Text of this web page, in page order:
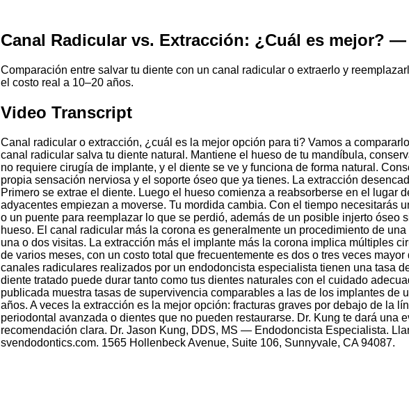
Canal Radicular vs. Extracción: ¿Cuál es mejor?
Comparación entre salvar tu diente con un canal radicular o extraerlo y
el costo real a 10–20 años.
Video Transcript
Canal radicular o extracción, ¿cuál es la mejor opción para ti? Vamos a
canal radicular salva tu diente natural. Mantiene el hueso de tu mandíbula,
no requiere cirugía de implante, y el diente se ve y funciona de forma natural.
propia sensación nerviosa y el soporte óseo que ya tienes. La extracción
Primero se extrae el diente. Luego el hueso comienza a reabsorberse en el lugar
adyacentes empiezan a moverse. Tu mordida cambia. Con el tiempo necesitarás
o un puente para reemplazar lo que se perdió, además de un posible injerto óseo
hueso. El canal radicular más la corona es generalmente un procedimiento de
una o dos visitas. La extracción más el implante más la corona implica múltiples
de varios meses, con un costo total que frecuentemente es dos o tres veces
canales radiculares realizados por un endodoncista especialista tienen una tasa
diente tratado puede durar tanto como tus dientes naturales con el cuidado
publicada muestra tasas de supervivencia comparables a las de los implantes de
años. A veces la extracción es la mejor opción: fracturas graves por debajo de la
periodontal avanzada o dientes que no pueden restaurarse. Dr. Kung te dará una
recomendación clara. Dr. Jason Kung, DDS, MS — Endodoncista Especialista.
svendodontics.com. 1565 Hollenbeck Avenue, Suite 106, Sunnyvale, CA 94087.